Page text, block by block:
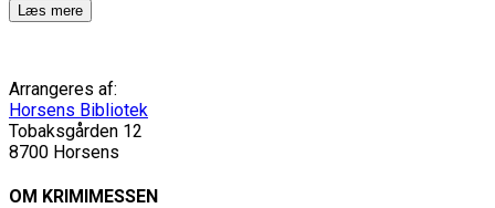
Læs mere
Arrangeres af:
Horsens Bibliotek
Tobaksgården 12
8700 Horsens
OM KRIMIMESSEN